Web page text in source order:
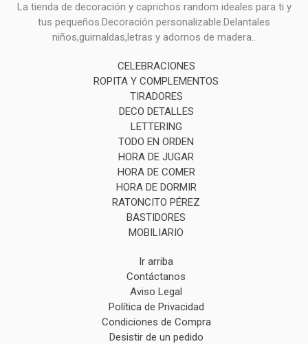
La tienda de decoración y caprichos random ideales para ti y
tus pequeños.Decoración personalizable.Delantales
niños,guirnaldas,letras y adornos de madera..
CELEBRACIONES
ROPITA Y COMPLEMENTOS
TIRADORES
DECO DETALLES
LETTERING
TODO EN ORDEN
HORA DE JUGAR
HORA DE COMER
HORA DE DORMIR
RATONCITO PÉREZ
BASTIDORES
MOBILIARIO
Ir arriba
Contáctanos
Aviso Legal
Política de Privacidad
Condiciones de Compra
Desistir de un pedido